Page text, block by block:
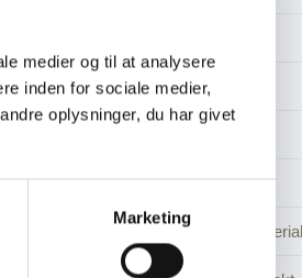
medier og til at analysere
inden for sociale medier,
oplysninger, du har givet
Marketing
Featured
Forskning